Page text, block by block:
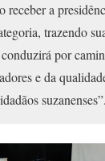
receber a
trazendo
por
e da
suzanenses”.